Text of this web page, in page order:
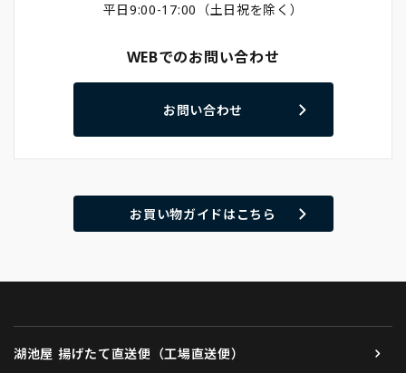
平日9:00-17:00（土日祝を除く）
WEBでのお問い合わせ
お問い合わせ
お買い物ガイドはこちら
湖池屋 揚げたて直送便（工場直送便）